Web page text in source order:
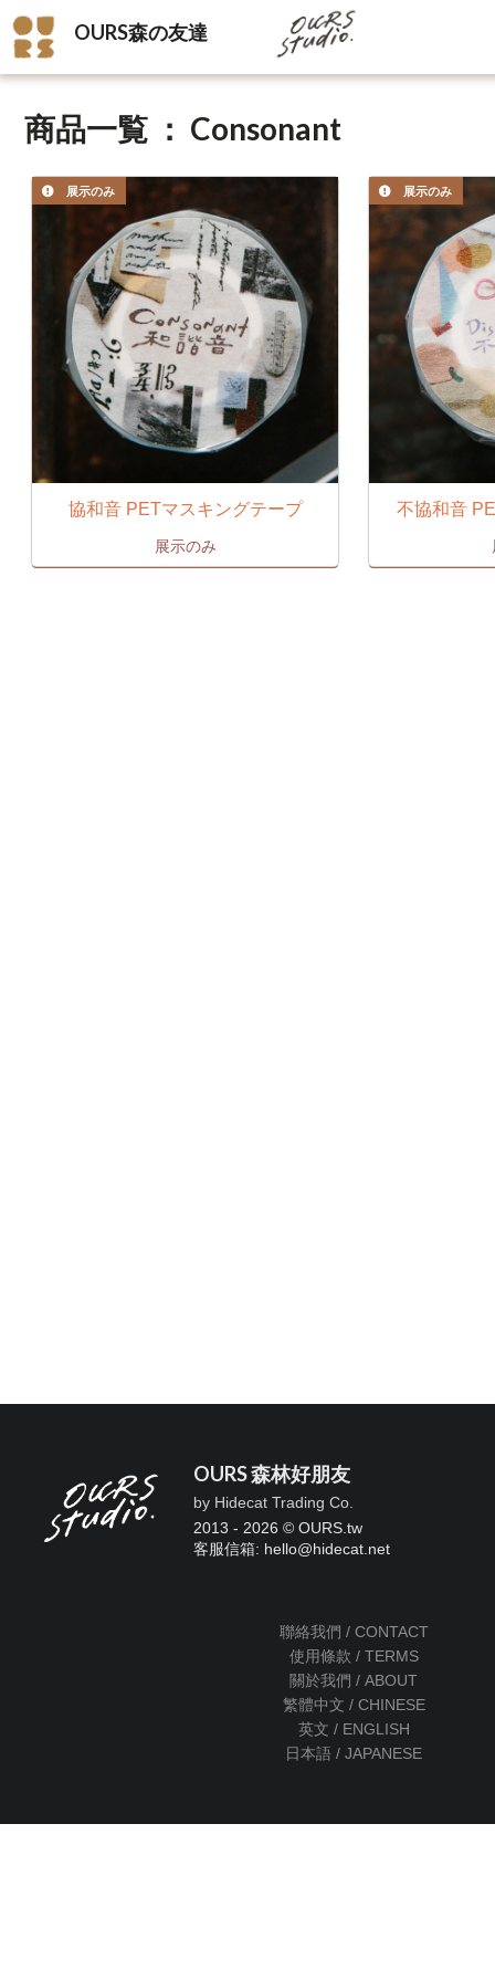
OURS森の友達
商品一覧 ： Consonant
展示のみ
協和音 PETマスキングテープ
展示のみ
展示のみ
不協和音
OURS 森林好朋友
by Hidecat Trading Co.
2013 - 2026 © OURS.tw
客服信箱: hello@hidecat.net
聯絡我們 / CONTACT
使用條款 / TERMS
關於我們 / ABOUT
繁體中文 / CHINESE
英文 / ENGLISH
日本語 / JAPANESE